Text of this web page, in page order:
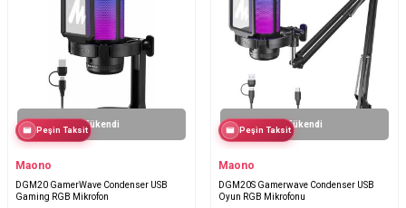
Tükendi
Peşin Taksit
Maono
DGM20 GamerWave Condenser USB
Gaming RGB Mikrofon
Tükendi
Peşin Taksit
Maono
DGM20S Gamerwave Condenser USB
Oyun RGB Mikrofonu